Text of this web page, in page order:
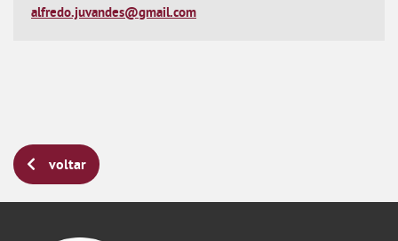
alfredo.juvandes@gmail.com
voltar